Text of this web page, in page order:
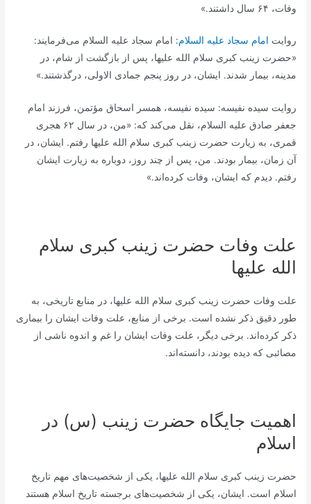
وفات، ۶۴ سال داشتند.»
روایت امام سجاد علیه السلام: امام سجاد علیه السلام می‌فرمایند:
«حضرت زینب کبری سلام الله علیها، پس از بازگشت از شام، در
مدینه، بیمار شدند. ایشان، در روز پنجم جمادی الاولی، درگذشتند.»
روایت سیده نفیسه: سیده نفیسه، همسر اسحاق مؤتمن، فرزند امام
جعفر صادق علیه السلام، نقل می‌کند که: «من، در سال ۶۲ هجری
قمری، به زیارت حضرت زینب کبری سلام الله علیها رفتم. ایشان، در
آن زمان، بیمار بودند. من، پس از چند روز، دوباره به زیارت ایشان
رفتم. دیدم که ایشان، وفات کرده‌اند.»
علت وفات حضرت زینب کبری سلام
الله علیها
علت وفات حضرت زینب کبری سلام الله علیها، در منابع تاریخی، به
طور دقیق ذکر نشده است. برخی از منابع، علت وفات ایشان را بیماری
ذکر کرده‌اند. برخی دیگر، علت وفات ایشان را غم و اندوه ناشی از
مصائبی که دیده بودند، دانسته‌اند.
اهمیت جایگاه حضرت زینب (س) در
اسلام
حضرت زینب کبری سلام الله علیها، یکی از شخصیت‌های مهم تاریخ
اسلام است. ایشان، یکی از شخصیت‌های برجسته تاریخ اسلام هستند